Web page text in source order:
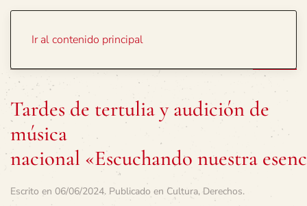
Ir al contenido principal
Tardes de tertulia y audición de
música
nacional «Escuchando nuestra
Escrito en 06/06/2024. Publicado en Cultura, Derechos.